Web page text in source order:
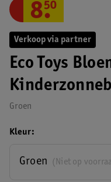
Verkoop via partner
Eco Toys
Groen
8.
50
Kleur
(Niet op
Groen